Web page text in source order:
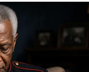
Zucchini
schneiden. Die
Wasser
schwarzen